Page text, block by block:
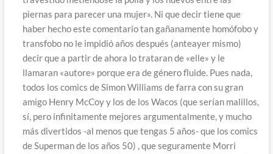
piernas para parecer una mujer». Ni que decir tiene que
haber hecho este comentario tan gañanamente homófobo y
transfobo no le impidió años después (anteayer mismo)
decir que a partir de ahora lo trataran de «elle» y le
llamaran «autore» porque era de género fluide. Pues nada,
todos los comics de Simon Williams de farra con su gran
amigo Henry McCoy y los de los Wacos (que serían malillos,
sí, pero infinitamente mejores argumentalmente, y mucho
más divertidos -al menos que tengas 5 años- que los comics
de Superman de los años 50) , que seguramente Morri